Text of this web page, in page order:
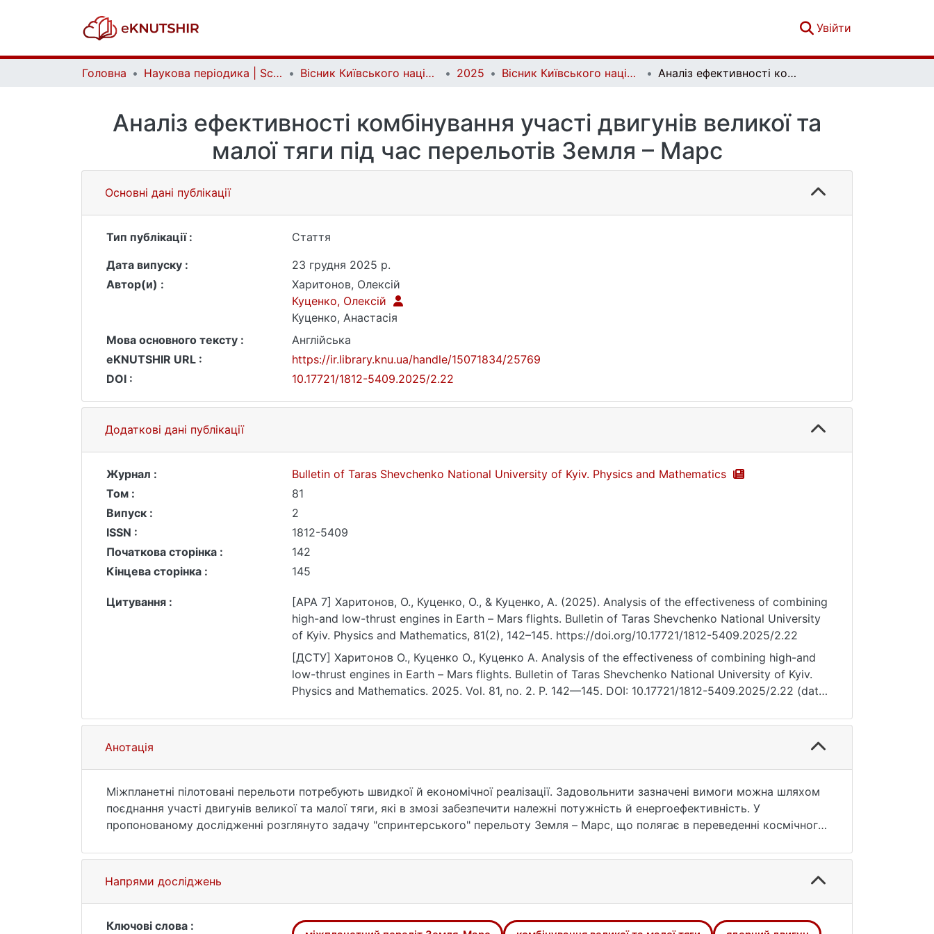
Увійти
Головна Наукова періодика | Scientific periodicals Вісник Київського національного університету імені Тараса Шевченка. Фізико-математичні науки | Bulletin of Taras Shevchenko National University of Kyiv. Series: Physics and Mathematics 2025 Вісник Київського національного університету імені Тараса Шевченка. Фізико-математичні науки. Том 81 № 2 Аналіз ефективності комбінування участі двигунів великої та малої тяги під час перельотів Земля – Марс
Аналіз ефективності комбінування участі двигунів великої та
малої тяги під час перельотів Земля – Марс
Основні дані публікації
Тип публікації :
Стаття
Дата випуску :
23 грудня 2025 р.
Автор(и) :
Харитонов, Олексій
Куценко, Олексій
Куценко, Анастасія
Мова основного тексту :
Англійська
eKNUTSHIR URL :
https://ir.library.knu.ua/handle/15071834/25769
DOI :
10.17721/1812-5409.2025/2.22
Додаткові дані публікації
Журнал :
Bulletin of Taras Shevchenko National University of Kyiv. Physics and Mathematics
Том :
81
Випуск :
2
ISSN :
1812-5409
Початкова сторінка :
142
Кінцева сторінка :
145
Цитування :
[APA 7] Харитонов, О., Куценко, О., & Куценко, А. (2025). Analysis of the effectiveness of combining
high-and low-thrust engines in Earth – Mars flights. Bulletin of Taras Shevchenko National University
of Kyiv. Physics and Mathematics, 81(2), 142–145. https://doi.org/10.17721/1812-5409.2025/2.22
[ДСТУ] Харитонов О., Куценко О., Куценко А. Analysis of the effectiveness of combining high-and
low-thrust engines in Earth – Mars flights. Bulletin of Taras Shevchenko National University of Kyiv.
Physics and Mathematics. 2025. Vol. 81, no. 2. P. 142—145. DOI: 10.17721/1812-5409.2025/2.22 (date
Анотація
Міжпланетні пілотовані перельоти потребують швидкої й економічної реалізації. Задовольнити зазначені вимоги можна шляхом
поєднання участі двигунів великої та малої тяги, які в змозі забезпечити належні потужність й енергоефективність. У
пропонованому дослідженні розглянуто задачу "спринтерського" перельоту Земля – Марс, що полягає в переведенні космічного
класичного перельоту типу Гомана. Комбінування участі двигунів великої та малої тяги приводить до виникнення задачі
оптимізації розподілу сумарної характеристичної швидкості маневру між ділянками великої та малої тяги. При цьому рух на
геліоцентричній ділянці траєкторії відбувається не за звичайною Кеплерівською траєкторією, а за близькою до неї дугою, що
формується двигуном малої тяги. Двигун великої тяги забезпечує маневри у сфері впливу планет. Завдяки цьому, порівняно із
класичним варіантом застосування виключно великої тяги, загальний час маневру не змінюється, а частина палива
Напрями досліджень
Ключові слова :